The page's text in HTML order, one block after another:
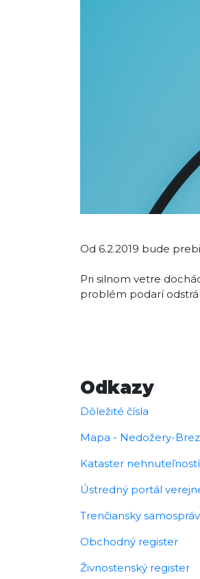
Od 6.2.2019 bude
Pri silnom vetre
problém podarí
Odkazy
Dôležité čísla
Mapa - Nedožery-
Kataster
Ústredný portál
Trenčiansky
Obchodný register
Živnostenský register